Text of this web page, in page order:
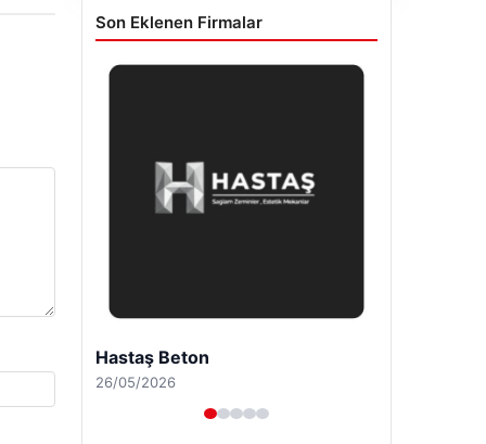
Son Eklenen Firmalar
Enes Kaplan Avukatlık Bürosu
28/04/2026